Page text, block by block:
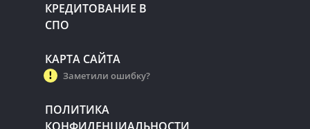
КРЕДИТОВАНИЕ В
СПО
КАРТА САЙТА
Заметили ошибку?
ПОЛИТИКА